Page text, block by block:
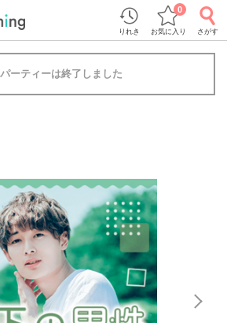
りれき お気に入り
0
さがす
ーティーは終了しました